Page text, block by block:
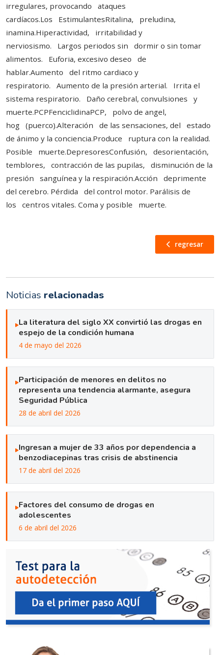
irregulares, provocando ataques
cardíacos.Los EstimulantesRitalina, preludina,
inamina.Hiperactividad, irritabilidad y
nerviosismo. Largos periodos sin dormir o sin tomar
alimentos. Euforia, excesivo deseo de
hablar.Aumento del ritmo cardiaco y
respiratorio. Aumento de la presión arterial. Irrita el
sistema respiratorio. Daño cerebral, convulsiones y
muerte.PCPFenciclidinaPCP, polvo de angel,
hog (puerco).Alteración de las sensaciones, del estado
de ánimo y la conciencia.Produce ruptura con la realidad.
Posible muerte.DepresoresConfusión, desorientación,
temblores, contracción de las pupilas, disminución de la
presión sanguínea y la respiración.Acción deprimente
del cerebro. Pérdida del control motor. Parálisis de
los centros vitales. Coma y posible muerte.
regresar
Noticias relacionadas
La literatura del siglo XX convirtió las drogas en
espejo de la condición humana
4 de mayo del 2026
Participación de menores en delitos no
representa una tendencia alarmante, asegura
Seguridad Pública
28 de abril del 2026
Ingresan a mujer de 33 años por dependencia a
benzodiacepinas tras crisis de abstinencia
17 de abril del 2026
Factores del consumo de drogas en
adolescentes
6 de abril del 2026